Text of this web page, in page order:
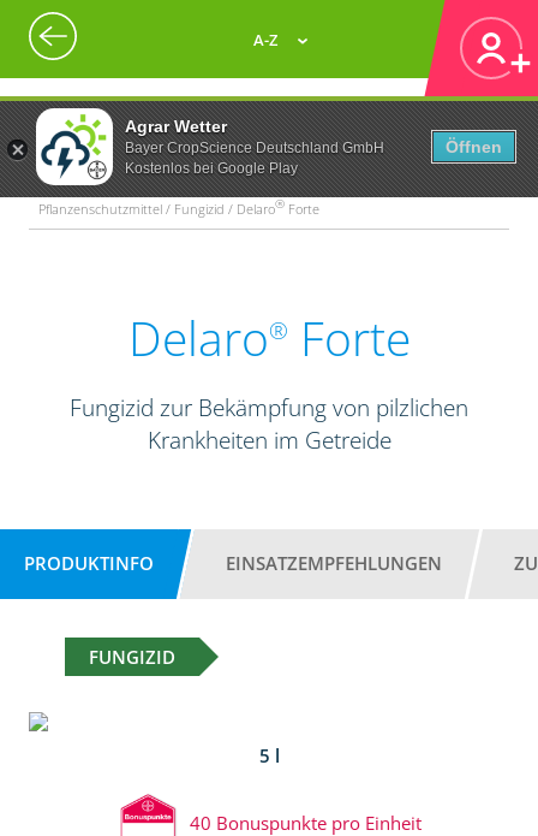
Agrar Wetter
Bayer CropScience Deutschland GmbH
Kostenlos bei Google Play
Öffnen
A-Z
Pflanzenschutzmittel / Fungizid / Delaro® Forte
Delaro® Forte
Fungizid zur Bekämpfung von pilzlichen
Krankheiten im Getreide
PRODUKTINFO EINSATZEMPFEHLUNGEN
FUNGIZID
5 l
40 Bonuspunkte pro Einheit